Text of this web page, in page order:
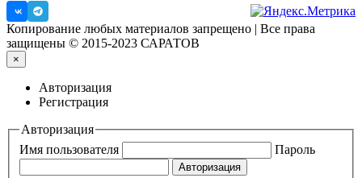
Копирование любых материалов запрещено | Все права
защищены © 2015-2023 САРАТОВ
×
Авторизация
Регистрация
Авторизация
Имя пользователя
Пароль